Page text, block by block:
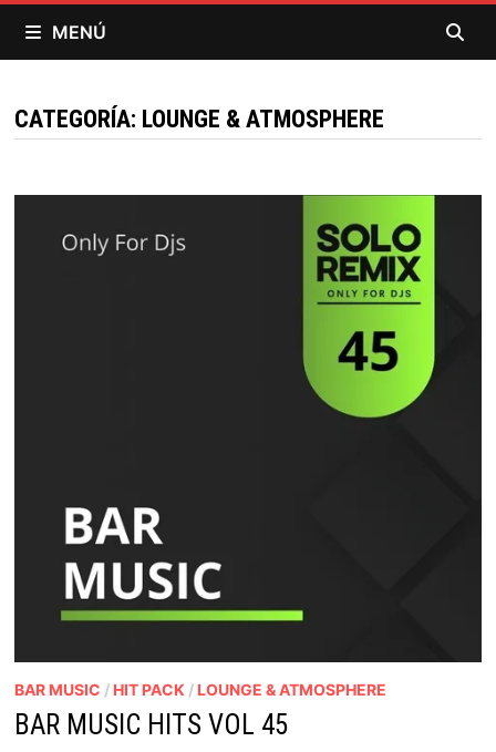
MENÚ
CATEGORÍA: LOUNGE & ATMOSPHERE
BAR MUSIC / HIT PACK / LOUNGE & ATMOSPHERE
BAR MUSIC HITS VOL 45